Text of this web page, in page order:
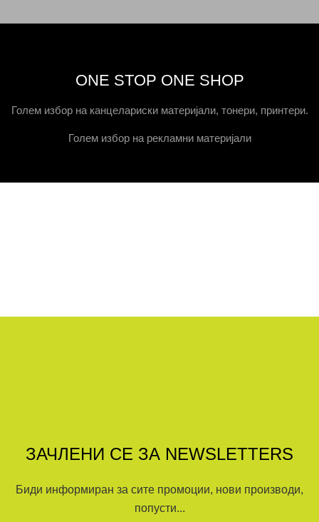
ONE STOP ONE SHOP
Голем избор на канцелариски материјали, тонери, принтери.
Голем избор на рекламни материјали
ЗАЧЛЕНИ СЕ ЗА NEWSLETTERS
Биди информиран за сите промоции, нови производи,
попусти...